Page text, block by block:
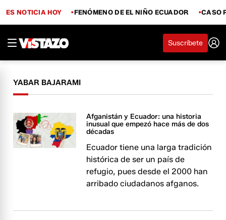
ES NOTICIA HOY FENÓMENO DE EL NIÑO ECUADOR CASO
Suscríbete
YABAR BAJARAMI
Afganistán y Ecuador: una historia
inusual que empezó hace más de dos
décadas
Ecuador tiene una larga tradición
histórica de ser un país de
refugio, pues desde el 2000 han
arribado ciudadanos afganos.